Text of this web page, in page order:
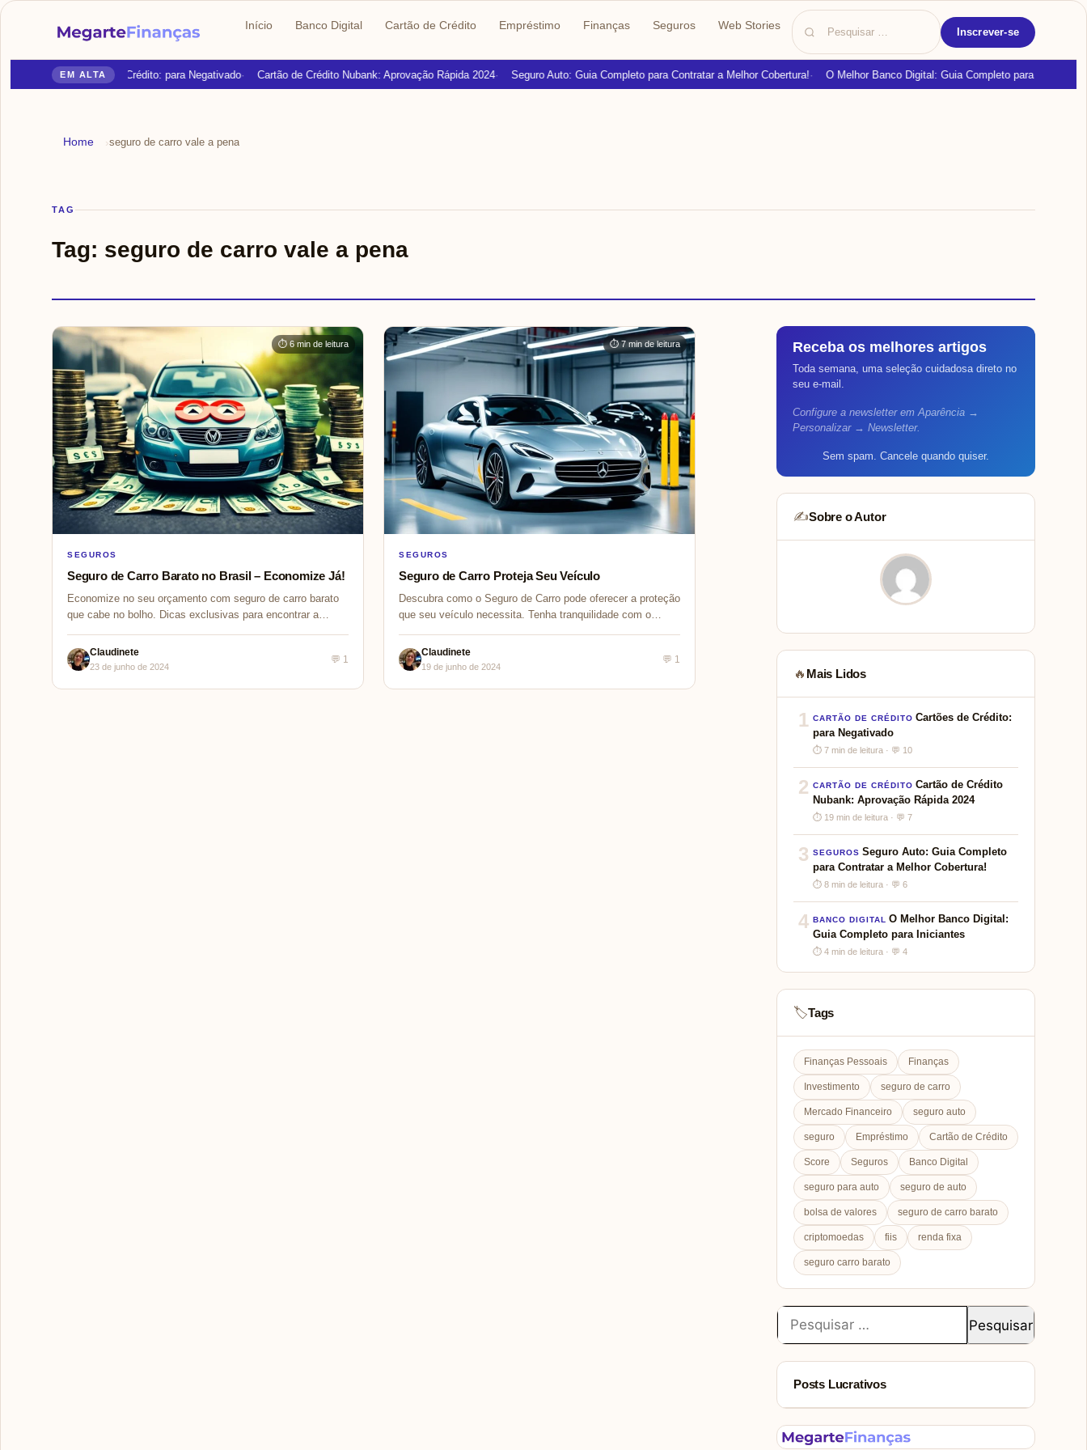
Início Banco Digital Cartão de Crédito Empréstimo Finanças Seguros Web Stories
por:
Inscrever-se
EM ALTA
Cartões de Crédito: para Negativado Cartão de Crédito Nubank: Aprovação Rápida 2024 Seguro Auto: Guia Completo para Contratar a Melhor Cobertura! O Melhor Banco Digital: Guia Completo para Iniciantes
Home ›seguro de carro vale a pena
TAG
Tag: seguro de carro vale a pena
⏱ 6 min de leitura
SEGUROS
Seguro de Carro Barato no Brasil – Economize Já!
Economize no seu orçamento com seguro de carro barato
que cabe no bolho. Dicas exclusivas para encontrar a
Claudinete
23 de junho de 2024
💬 1
⏱ 7 min de leitura
SEGUROS
Seguro de Carro Proteja Seu Veículo
Descubra como o Seguro de Carro pode oferecer a proteção
que seu veículo necessita. Tenha tranquilidade com o
Claudinete
19 de junho de 2024
💬 1
Receba os melhores artigos
Toda semana, uma seleção cuidadosa direto no
seu e-mail.
Configure a newsletter em Aparência →
Personalizar → Newsletter.
Sem spam. Cancele quando quiser.
✍️Sobre o Autor
🔥 Mais Lidos
1 CARTÃO DE CRÉDITO Cartões de Crédito:
para Negativado
⏱ 7 min de leitura · 💬 10
2 CARTÃO DE CRÉDITO Cartão de Crédito
Nubank: Aprovação Rápida 2024
⏱ 19 min de leitura · 💬 7
3 SEGUROS Seguro Auto: Guia Completo
para Contratar a Melhor Cobertura!
⏱ 8 min de leitura · 💬 6
4 BANCO DIGITAL O Melhor Banco Digital:
Guia Completo para Iniciantes
⏱ 4 min de leitura · 💬 4
🏷️Tags
Finanças Pessoais Finanças
Investimento seguro de carro
Mercado Financeiro seguro auto
seguro Empréstimo Cartão de Crédito
Score Seguros Banco Digital
seguro para auto seguro de auto
bolsa de valores seguro de carro barato
criptomoedas fiis renda fixa
seguro carro barato
Pesquisar
por:
Posts Lucrativos